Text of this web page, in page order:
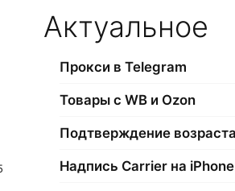
Актуальное
Прокси в Telegram
Товары с WB и Ozon
Надпись Carrier на iPhone